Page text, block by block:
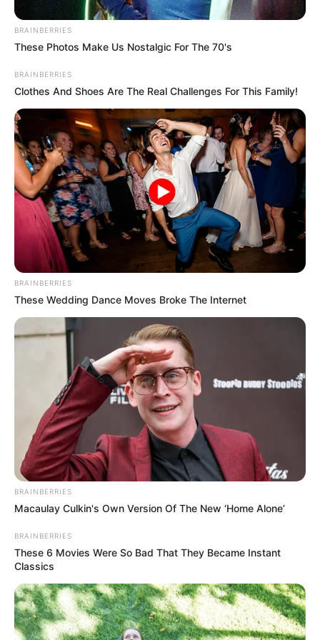
de.wikipedia.org/wiki/Bad Wurzach
Kauf- und Lesetipps:
eingetragen
Gemeinden.
Hotel Bad Wurzach hierbuchen
Lage des Oberschwäbischen Torfmuseums im
Wurzacher Ried von Bad Wurzach:
Hier kann dieRoute zur Torfmuseum Wurzacher Ried
Außerdem bieten wir die GPS-Daten als Wegpunkt zum
Download im GPX-Formatan, für den Import in
Navigationsgeräten und in Google Earth. Die GPS-Daten
lauten: Latitude = 47.9096 und Longitude = 9.8795.
Hier ist das Torfmuseum im Hochmoor Wurzacher Ried
als Markierung auf dem Stadtplan bzw. der Landkarte von
OpenStreetMap zu sehen:
BRAINBERRIES
These Photos Make Us Nostalgic For The 70's
BRAINBERRIES
Clothes And Shoes Are The Real Challenges For This Family!
BRAINBERRIES
These Wedding Dance Moves Broke The Internet
BRAINBERRIES
Macaulay Culkin's Own Version Of The New ‘Home Alone’
BRAINBERRIES
These 6 Movies Were So Bad That They Became Instant
Classics